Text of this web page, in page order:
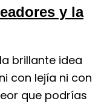
y la
brillante idea
con lejía ni con
que podrías